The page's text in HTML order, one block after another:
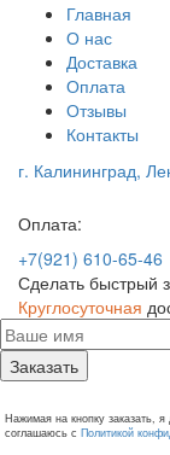
Главная
О нас
Доставка
Оплата
Отзывы
Контакты
г. Калининград,
Оплата:
+7(921) 610-65-46
Сделать быстрый
Круглосуточная
Заказать
Нажимая на кнопку заказать,
соглашаюсь с Политикой